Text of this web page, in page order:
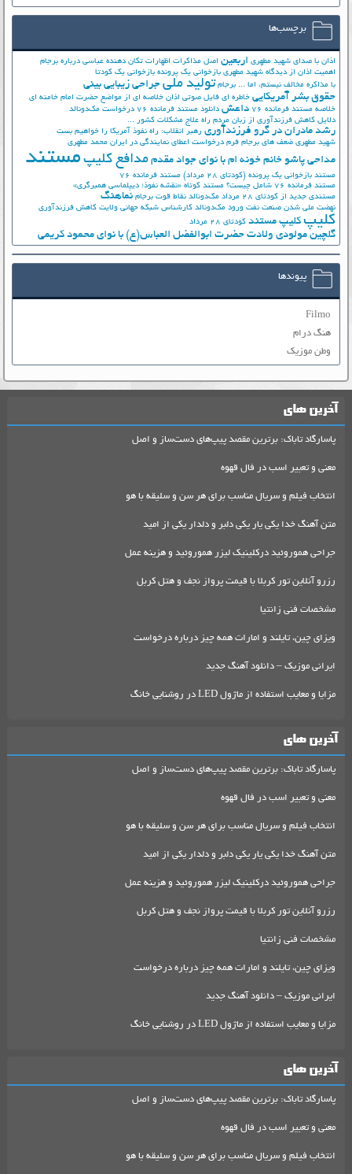
برچسب‌ها
اذان با صدای شهید مطهری اربعین اصل مذاکرات اظهارات تکان دهنده عباسی درباره برجام
اهمیت اذان از دیدگاه شهید مطهری بازخوانی یک پرونده بازخوانی یک کودتا
با مذاکره مخالف نیستم، اما ... برجام تولید ملی جراحی زیبایی بینی
حقوق بشر آمریکایی خاطره ای فایل صوتی اذان خلاصه ای از مواضع حضرت امام خامنه ای
خلاصه مستند فرمانده 76
داعش دانلود مستند فرمانده 76
درخواست مک‌دونالد
دلایل کاهش فرزندآوری از زبان مردم راه علاج مشکلات کشور ...
رشد مادران در گرو فرزندآوری رهبر انقلاب: راه نفوذ آمریکا را خواهیم بست
شهید مطهری ضعف های برجام فرم درخواست اعطای نمایندگی در ایران محمد مطهری
مداحی پاشو خانم خونه ام با نوای جواد مقدم مدافع کلیپ مستند
مستند بازخوانی یک پرونده (کودتای 28 مرداد)
مستند فرمانده 76
مستند فرمانده 76 شامل چیست؟
مستند کوتاه «نقشه نفوذ؛ دیپلماسی همبرگری»
مستندی جدید از کودتای 28 مرداد
مک‌دونالد نقاط قوت برجام نماهنگ
نهضت ملي شدن صنعت نفت ورود مک‌دونالد کارشناس شبکه جهانی ولایت کاهش فرزندآوری
کلیپ کلیپ مستند کودتای 28 مرداد
گلچین مولودی ولادت حضرت ابوالفضل العباس(ع) با نوای محمود کریمی
پیوندها
Filmo
هنگ درام
وطن موزیک
آخرین های
پاسارگاد تاباک: برترین مقصد پیپ‌های دست‌ساز و اصل
معنی و تعبیر اسب در فال قهوه
انتخاب فیلم و سریال مناسب برای هر سن و سلیقه با هو
متن آهنگ خدا یکی یار یکی دلبر و دلدار یکی از امید
جراحی هموروئید درکلینیک لیزر هموروئید و هزینه عمل
رزرو آنلاین تور کربلا با قیمت پرواز نجف و هتل کربل
مشخصات فنی زانتیا
ویزای چین، تایلند و امارات همه چیز درباره درخواست
ایرانی موزیک – دانلود آهنگ جدید
مزایا و معایب استفاده از ماژول LED در روشنایی خانگ
آخرین های
پاسارگاد تاباک: برترین مقصد پیپ‌های دست‌ساز و اصل
معنی و تعبیر اسب در فال قهوه
انتخاب فیلم و سریال مناسب برای هر سن و سلیقه با هو
متن آهنگ خدا یکی یار یکی دلبر و دلدار یکی از امید
جراحی هموروئید درکلینیک لیزر هموروئید و هزینه عمل
رزرو آنلاین تور کربلا با قیمت پرواز نجف و هتل کربل
مشخصات فنی زانتیا
ویزای چین، تایلند و امارات همه چیز درباره درخواست
ایرانی موزیک – دانلود آهنگ جدید
مزایا و معایب استفاده از ماژول LED در روشنایی خانگ
آخرین های
پاسارگاد تاباک: برترین مقصد پیپ‌های دست‌ساز و اصل
معنی و تعبیر اسب در فال قهوه
انتخاب فیلم و سریال مناسب برای هر سن و سلیقه با هو